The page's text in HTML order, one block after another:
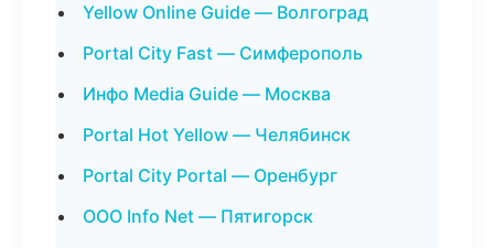
Yellow Online Guide — Волгоград
Portal City Fast — Симферополь
Инфо Media Guide — Москва
Portal Hot Yellow — Челябинск
Portal City Portal — Оренбург
ООО Info Net — Пятигорск